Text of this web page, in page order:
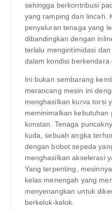
sehingga berkontribusi
yang ramping dan lincah.
penyaluran tenaga yang
dibandingkan dengan
terlalu mengintimidasi
dalam kondisi berkendara
Ini bukan sembarang
merancang mesin ini
menghasilkan kurva torsi
meminimalkan
konstan. Tenaga
kuda, sebuah angka
dengan bobot sepeda
menghasilkan akselerasi
Yang terpenting,
kelas menengah yang
menyenangkan untuk
berkelok-kelok.